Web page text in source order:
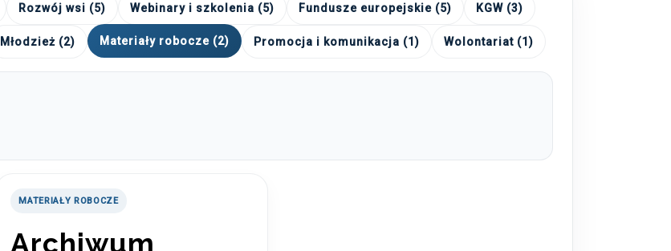
Rozwój wsi (5) Webinary i szkolenia (5) Fundusze europejskie (5) KGW (3)
Młodzież (2) Materiały robocze (2) Promocja i komunikacja (1) Wolontariat (1)
MATERIAŁY ROBOCZE
Archiwum